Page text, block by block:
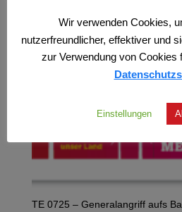
TE 0725 – Generalangriff aufs
Wir verwenden Cookies,
nutzerfreundlicher, effektiver und
zur Verwendung von Cookies
Einstellungen